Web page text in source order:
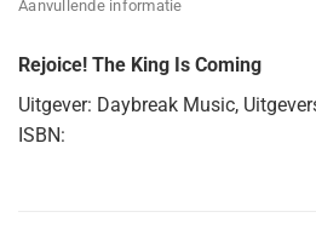
Aanvullende informatie
Rejoice! The King Is Coming
Uitgever: Daybreak Music,
ISBN: